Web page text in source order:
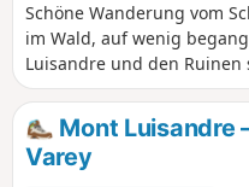
Schöne Wanderung vom
im Wald, auf wenig
Luisandre und den Ruinen
Jahrhundert. Sehr schöne
und die Ebene von
Möglichkeit, am Ende der
zu besichtigen.
Mont Luisandre
Varey